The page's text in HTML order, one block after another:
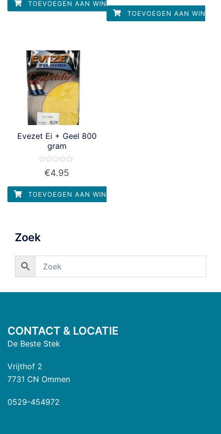
TOEVOEGEN AAN WINKELWAGEN
5
TOEVOEGEN AAN
Evezet Ei + Geel 800
gram
Waardering
5
€4.95
TOEVOEGEN AAN WINKELWAGEN
Zoek
CONTACT & LOCATIE
De Beste Stek
Vrijthof 2
7731 CN Ommen
0529-454972